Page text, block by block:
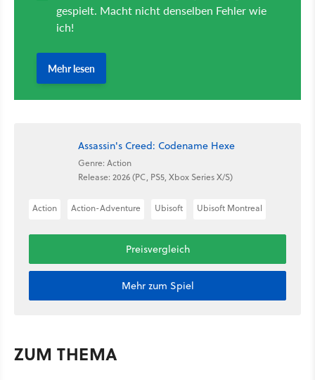
Assassin's Creed: Codename Hexe
Genre: Action
Release: 2026 (PC, PS5, Xbox Series X/S)
Action Action-Adventure Ubisoft Ubisoft Montreal
Preisvergleich
Mehr zum Spiel
ZUM THEMA